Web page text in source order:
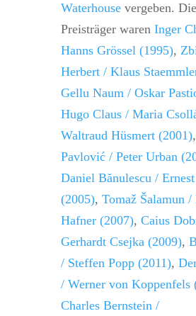
Waterhousevergeben.
Preisträger waren Inger
Hanns Grössel (1995),
Herbert /Klaus
Gellu Naum / Oskar
Hugo Claus / Maria
Waltraud Hüsmert (2001),
Pavlović / Peter Urban
Daniel Bănulescu /
(2005), Tomaž Šalamun /
Hafner (2007), Caius
Gerhardt Csejka (2009),
/ Steffen Popp (2011),
/ Werner von Koppenfels
Charles Bernstein /